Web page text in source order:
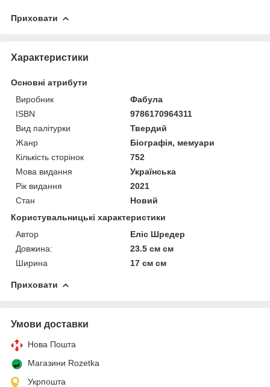
Приховати
Характеристики
Основні атрибути
Виробник
Фабула
ISBN
9786170964311
Вид палітурки
Твердий
Жанр
Біографія, мемуари
Кількість сторінок
752
Мова видання
Українська
Рік видання
2021
Стан
Новий
Користувальницькі характеристики
Автор
Еліс Шредер
Довжина:
23.5 см см
Ширина
17 см см
Приховати
Умови доставки
Нова Пошта
Магазини Rozetka
Укрпошта